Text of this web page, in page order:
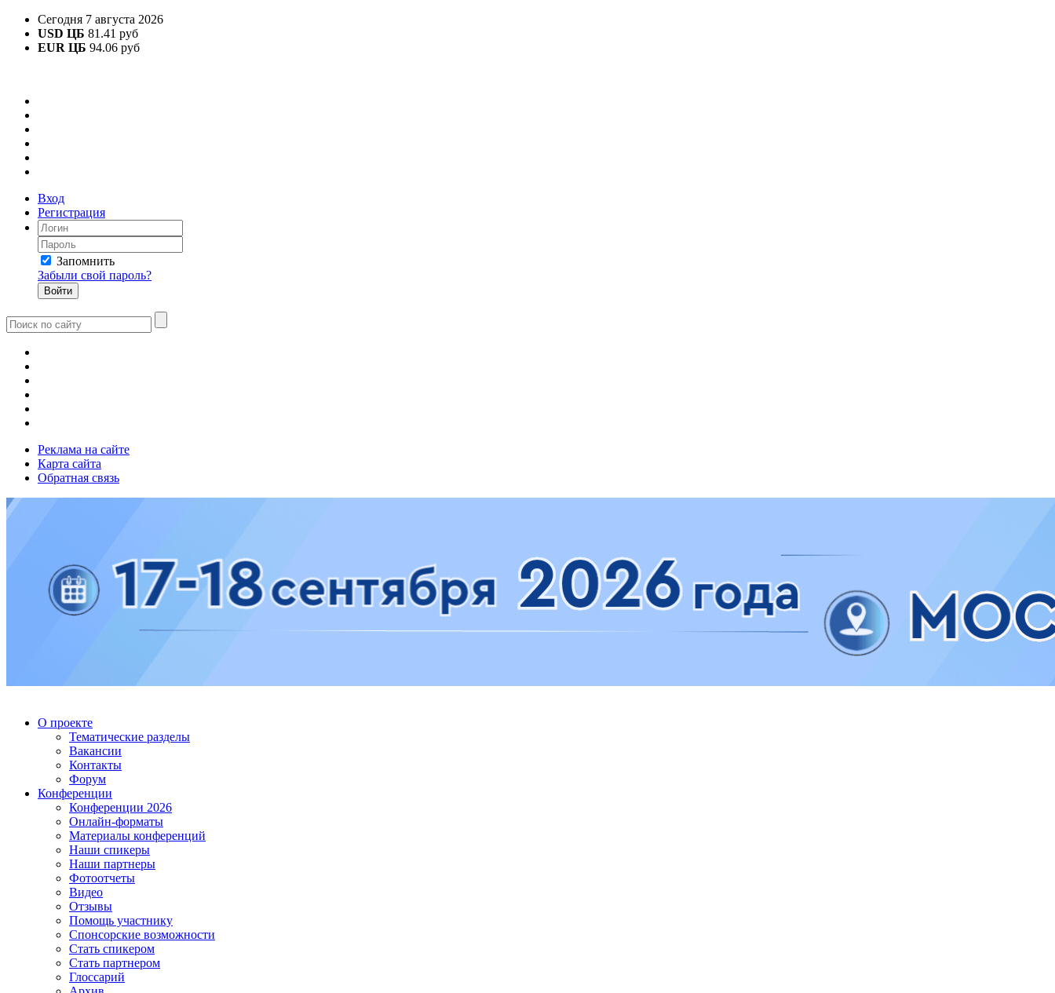
Сегодня 7 августа 2026
USD ЦБ 81.41 руб
EUR ЦБ 94.06 руб
Вход
Регистрация
Запомнить
Забыли свой пароль?
Реклама на сайте
Карта сайта
Обратная связь
О проекте
Тематические разделы
Вакансии
Контакты
Форум
Конференции
Конференции 2026
Онлайн-форматы
Материалы конференций
Наши спикеры
Наши партнеры
Фотоотчеты
Видео
Отзывы
Помощь участнику
Спонсорские возможности
Стать спикером
Стать партнером
Глоссарий